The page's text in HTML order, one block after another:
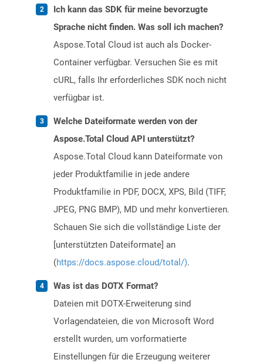
Ich kann das SDK für meine bevorzugte
Sprache nicht finden. Was soll ich machen?
Aspose.Total Cloud ist auch als Docker-
Container verfügbar. Versuchen Sie es mit
cURL, falls Ihr erforderliches SDK noch nicht
verfügbar ist.
Welche Dateiformate werden von der
Aspose.Total Cloud API unterstützt?
Aspose.Total Cloud kann Dateiformate von
jeder Produktfamilie in jede andere
Produktfamilie in PDF, DOCX, XPS, Bild (TIFF,
JPEG, PNG BMP), MD und mehr konvertieren.
Schauen Sie sich die vollständige Liste der
[unterstützten Dateiformate] an
(https://docs.aspose.cloud/total/).
Was ist das DOTX Format?
Dateien mit DOTX-Erweiterung sind
Vorlagendateien, die von Microsoft Word
erstellt wurden, um vorformatierte
Einstellungen für die Erzeugung weiterer